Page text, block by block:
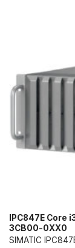
IPC847E Core
3CB00-0XX0
SIMATIC